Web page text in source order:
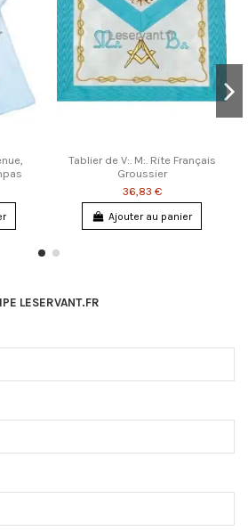
Tablier de V:. M:. Rite Français
Groussier
36,83 €
Ajouter au panier
LESERVANT.FR